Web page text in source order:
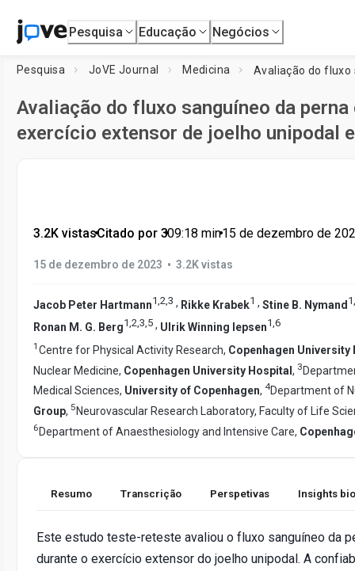
Pesquisa Educação Negócios
Pesquisa JoVE Journal Medicina
Avaliação do fluxo sanguíneo da
exercício extensor de joelho unipodal
3.2K vistas•Citado por 3•09:18 min•15 de dezembro de
15 de dezembro de 2023 • 3.2K vistas
Jacob Peter Hartmann1,2,3 , Rikke Krabek1 , Stine B. Nymand 1,
Ronan M. G. Berg1 2 3 5 , Ulrik Winning Iepsen1 6
1 Centre for Physical Activity Research, Copenhagen University
Nuclear Medicine, Copenhagen University Hospital , 3
Medical Sciences, University of Copenhagen, 4Department of
Group, 5 Neurovascular Research Laboratory, Faculty of Life
6Department of Anaesthesiology and Intensive Care,
Resumo Transcrição Perspetivas Insights
Este estudo teste-reteste avaliou o fluxo sanguíneo da
durante o exercício extensor do joelho unipodal. A